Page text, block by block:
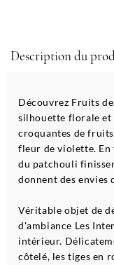
Description du
Découvrez Fruits
silhouette florale et
croquantes de
fleur de violette. En
du patchouli
donnent des envies
Véritable objet de
d'ambiance Les
intérieur.
côtelé, les tiges en